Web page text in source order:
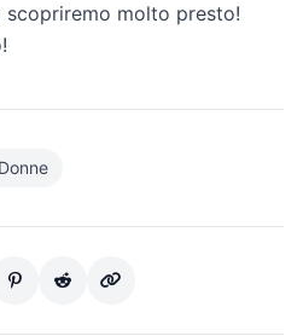
scopriremo molto presto!